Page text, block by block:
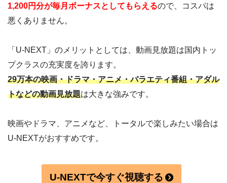
1,200円分が毎月ボーナスとしてもらえるので、コスパは
悪くありません。
「U-NEXT」のメリットとしては、動画見放題は国内トッ
プクラスの充実度を誇ります。
29万本の映画・ドラマ・アニメ・バラエティ番組・アダル
トなどの動画見放題は大きな強みです。
映画やドラマ、アニメなど、トータルで楽しみたい場合は
U-NEXTがおすすめです。
U-NEXTで今すぐ視聴する